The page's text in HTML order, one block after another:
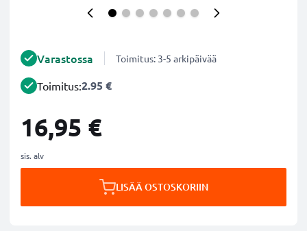
Varastossa Toimitus: 3-5 arkipäivää
Toimitus:2.95 €
16,95 €
sis. alv
LISÄÄ OSTOSKORIIN